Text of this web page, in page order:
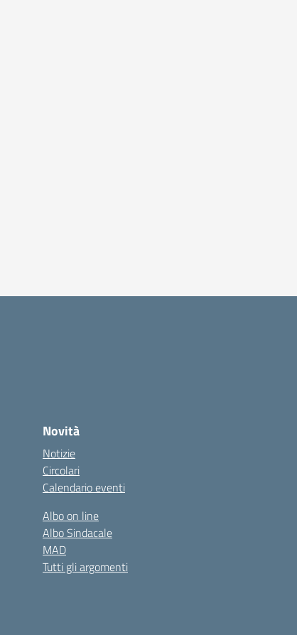
Novità
Notizie
Circolari
Calendario eventi
Albo on line
Albo Sindacale
MAD
Tutti gli argomenti